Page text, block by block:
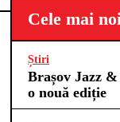
Cele mai
Brașov Jazz
o nouă ediție
Știri